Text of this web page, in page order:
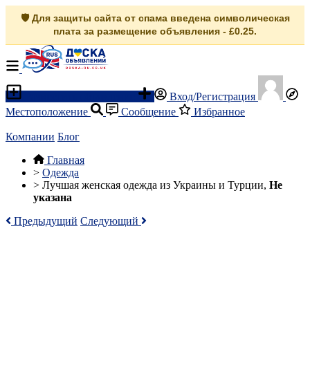
🛡️ Для защиты сайта от спама введена символическая
плата за размещение объявления - £0.25.
Вход/Регистрация
Местоположение
Сообщение Избранное
Компании Блог
Главная
> Одежда
> Лучшая женская одежда из Украины и Турции, Не
указана
Предыдущий Следующий